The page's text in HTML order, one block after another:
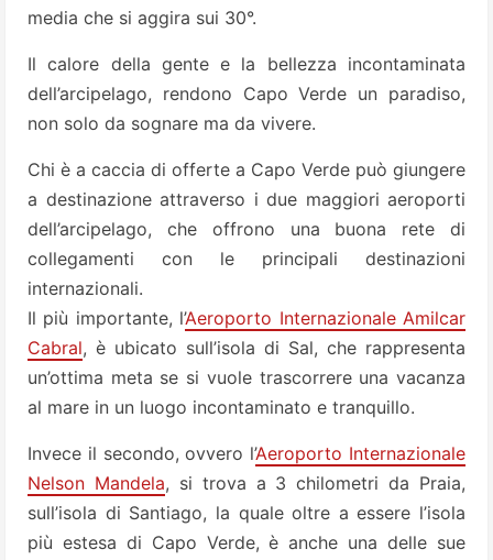
media che si aggira sui 30°.
Il calore della gente e la bellezza incontaminata
dell’arcipelago, rendono Capo Verde un paradiso,
non solo da sognare ma da vivere.
Chi è a caccia di offerte a Capo Verde può giungere
a destinazione attraverso i due maggiori aeroporti
dell’arcipelago, che offrono una buona rete di
collegamenti con le principali destinazioni
internazionali.
Il più importante, l’Aeroporto Internazionale Amilcar
Cabral, è ubicato sull’isola di Sal, che rappresenta
un’ottima meta se si vuole trascorrere una vacanza
al mare in un luogo incontaminato e tranquillo.
Invece il secondo, ovvero l’Aeroporto Internazionale
Nelson Mandela, si trova a 3 chilometri da Praia,
sull’isola di Santiago, la quale oltre a essere l’isola
più estesa di Capo Verde, è anche una delle sue